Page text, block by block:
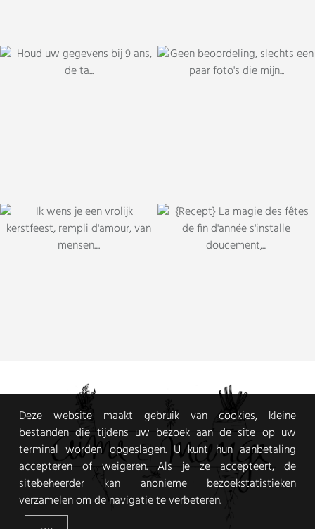
Deze website maakt gebruik van cookies, kleine
bestanden die tijdens uw bezoek aan de site op uw
terminal worden opgeslagen. U kunt hun aanbetaling
accepteren of weigeren. Als je ze accepteert, de
sitebeheerder kan anonieme bezoekstatistieken
verzamelen om de navigatie te verbeteren.